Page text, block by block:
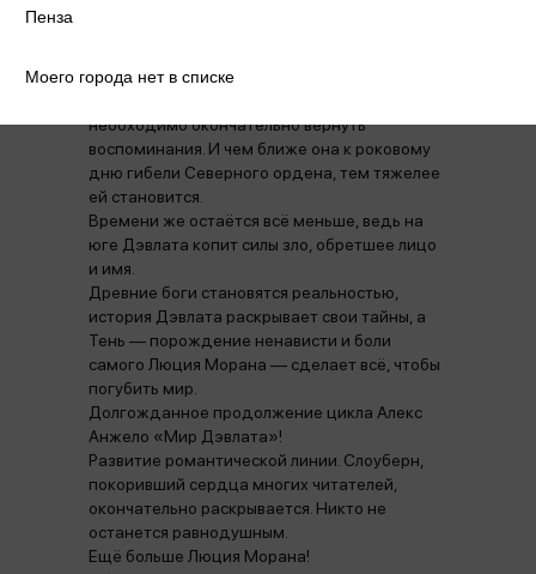
Среди них — старые друзья и неожиданные
необходимо окончательно вернуть
воспоминания. И чем ближе она к роковому
дню гибели Северного ордена, тем тяжелее
ей становится.
Времени же остаётся всё меньше, ведь на
юге Дэвлата копит силы зло, обретшее лицо
и имя.
Древние боги становятся реальностью,
история Дэвлата раскрывает свои тайны, а
Тень — порождение ненависти и боли
самого Люция Морана — сделает всё, чтобы
погубить мир.
Долгожданное продолжение цикла Алекс
Анжело «Мир Дэвлата»!
Развитие романтической линии. Слоуберн,
покоривший сердца многих читателей,
окончательно раскрывается. Никто не
останется равнодушным.
Ещё больше Люция Морана!
Пенза
Моего города нет в списке